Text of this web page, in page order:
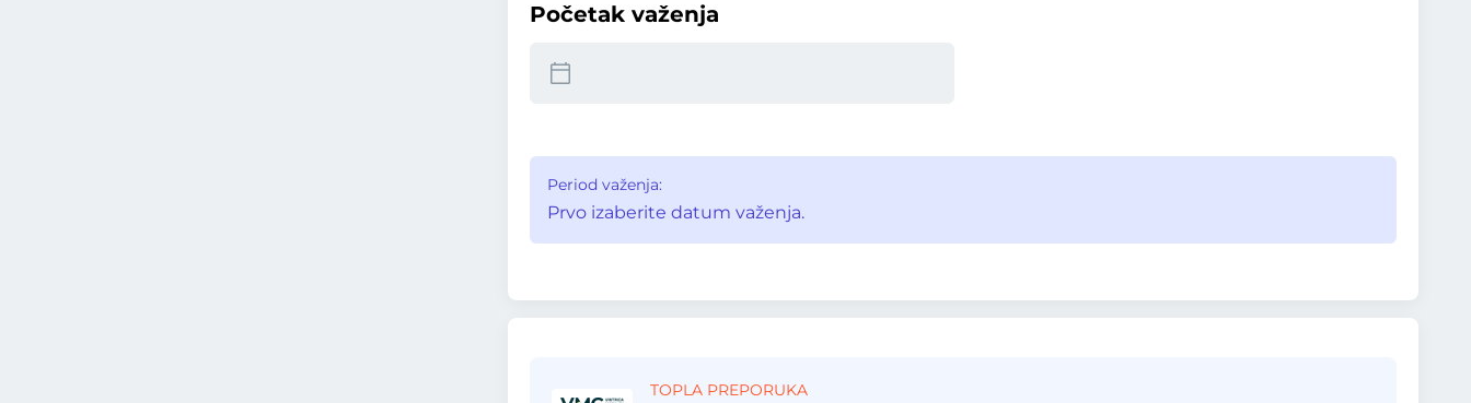
Početak važenja
Period važenja:
Prvo izaberite datum važenja.
TOPLA PREPORUKA